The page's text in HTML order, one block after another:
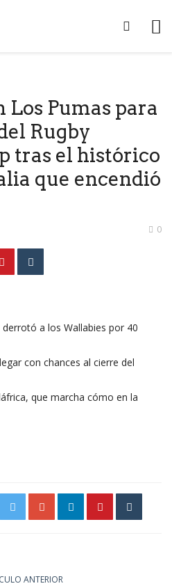
Los Pumas para
Rugby
tras el histórico
que encendió
0
a los Wallabies por 40
con chances al cierre del
que marcha cómo en la
ANTERIOR